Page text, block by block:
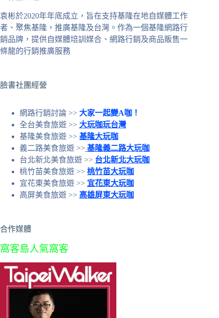
合
條
件
的
果
袁彬於2020年年底成立，旨在支持基隆在地自媒體工作
者、聚焦基隆，推廣基隆及台灣。作為一個基隆網路行
銷品牌，提供自媒體培訓媒合、網路行銷及商品販售一
條龍的行銷推廣服務
臉書社團經營
網路行銷討論 >> 大家一起變A咖！
全台美食旅遊 >> 大玩咖玩台灣
基隆美食旅遊 >> 基隆大玩咖
義二路美食旅遊 >> 基隆義二路大玩咖
台北新北美食旅遊 >> 台北新北大玩咖
桃竹苗美食旅遊 >> 桃竹苗大玩咖
宜花東美食旅遊 >> 宜花東大玩咖
高屏美食旅遊 >> 高雄屏東大玩咖
合作媒體
窩客島人氣窩客